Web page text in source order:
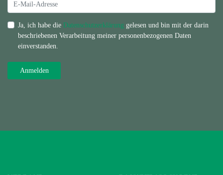
Ja, ich habe die Datenschutzerklärung gelesen und bin mit der darin
beschriebenen Verarbeitung meiner personenbezogenen Daten
einverstanden.